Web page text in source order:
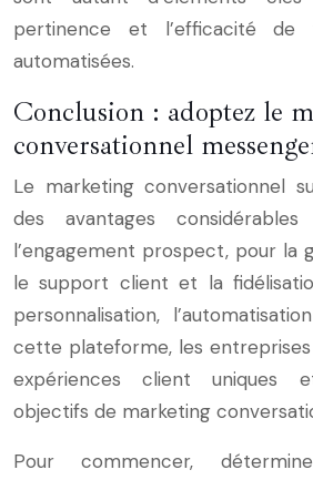
pertinence et l’efficacité de
automatisées.
Conclusion : adoptez le
conversationnel
Le marketing conversationnel
des avantages
l’engagement prospect, pour la
le support client et la
personnalisation,
cette plateforme, les
expériences client uniques
objectifs de marketing
Pour commencer,